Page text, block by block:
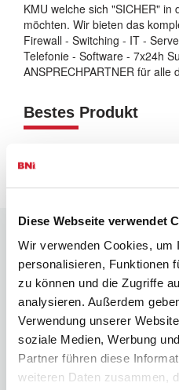
Diese Webseite verwendet
Wir verwenden Cookies, um
personalisieren, Funktionen
zu können und die Zugriffe
analysieren. Außerdem
Verwendung unserer
soziale Medien, Werbung
Partner führen diese
weiteren Daten zusammen,
KMU welche sich "SICHER" in
möchten. Wir bieten das
Firewall - Switching - IT -
Telefonie - Software - 7x24h
ANSPRECHPARTNER für alle
Bestes Produkt
IT, Kommunikation & Cyber
zum Pauschalpreis
Links
Besucheranmeldung
Erfolgsgeschichten
Übersicht Meetings